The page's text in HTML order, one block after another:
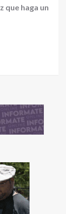
que haga un